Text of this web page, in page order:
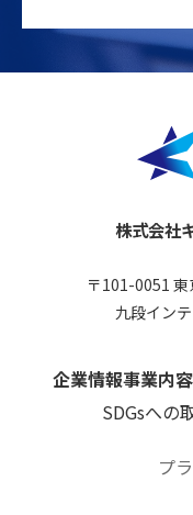
株式会社
〒101-0051
九段イン
企業情報事業内容
SDGsへの
プ